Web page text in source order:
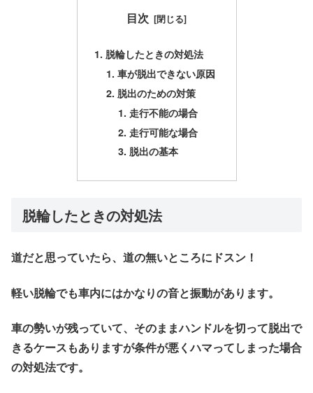
目次
脱輪したときの対処法
車が脱出できない原因
脱出のための対策
走行不能の場合
走行可能な場合
脱出の基本
脱輪したときの対処法
道だと思っていたら、道の無いところにドスン！
軽い脱輪でも車内にはかなりの音と振動があります。
車の勢いが残っていて、そのままハンドルを切って脱出で
きるケースもありますが条件が悪くハマってしまった場合
の対処法です。